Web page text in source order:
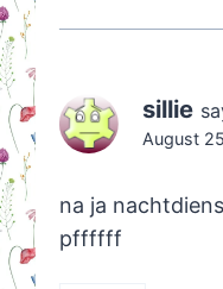
sillie
August
na ja
pffffff